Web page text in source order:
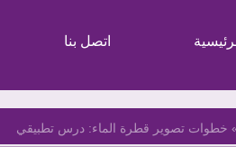
اتصل بنا
خطوات تصوير قطرة الماء: درس تطبيقي